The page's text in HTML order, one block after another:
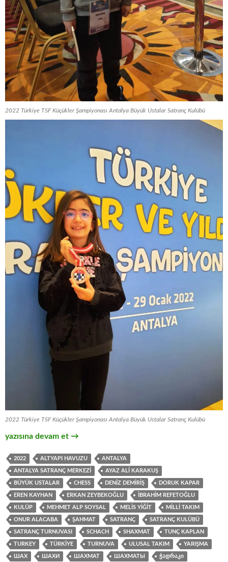
2022 Türkiye TSF Küçükler Şampiyonası Antalya Büyük Ustalar Satranç Kulübü
2022 Türkiye TSF Küçükler Şampiyonası Antalya Büyük Ustalar Satranç Kulübü
Milli Takım Havuzuna Girmeye Hak Kazanan Sporcularımız !!
yazısına devam et →
2022 ALTYAPI HAVUZU ANTALYA
ANTALYA SATRANÇ MERKEZI AYAZ ALI KARAKUŞ
BÜYÜK USTALAR CHESS DENIZ DEMIRIŞ DORUK KAPAR
EREN KAYHAN ERKAN ZEYBEKOĞLU İBRAHIM REFETOĞLU
KULÜP MEHMET ALP SOYSAL MELIS YIĞIT MILLI TAKIM
ONUR ALACABA ŞAHMAT SATRANÇ SATRANÇ KULÜBÜ
SATRANÇ TURNUVASI SCHACH SHAXMAT TUNÇ KAPLAN
TURKEY TÜRKIYE TURNUVA ULUSAL TAKIM YARIŞMA
ШАХ ШАХИ ШАХМАТ ШАХМАТЫ ᲭᲐᲓᲠᲐᲙᲘ